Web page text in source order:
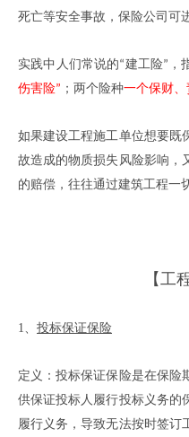
死亡等安全事故，保险公司可
实践中人们常说的“建工险” ，
伤害险” ；两个险种一个保财、
如果建设工程施工单位想要既
故造成的物质损失风险影响，
的赔偿，往往通过建筑工程一
【工
1、 投标保证保险
定义：投标保证保险是在保险
供保证投标人履行投标义务的
履行义务，导致无法按时签订